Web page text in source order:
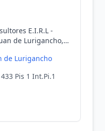
E.I.R.L -
de Lurigancho,
de Lurigancho
Pis 1 Int.Pi.1